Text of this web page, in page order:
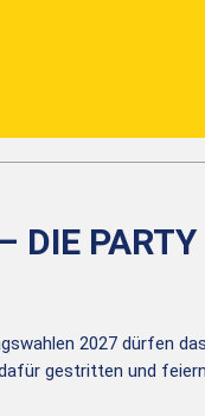
DIE PARTY
2027 dürfen
gestritten und